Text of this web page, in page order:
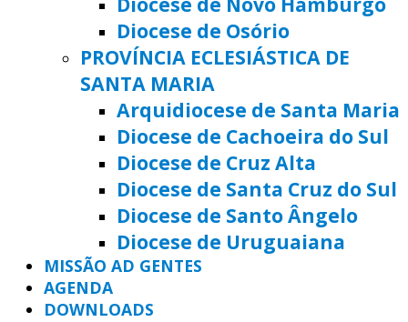
Diocese de Osório
PROVÍNCIA ECLESIÁSTICA DE
SANTA MARIA
Arquidiocese de Santa Maria
Diocese de Cachoeira do Sul
Diocese de Cruz Alta
Diocese de Santa Cruz do Sul
Diocese de Santo Ângelo
Diocese de Uruguaiana
MISSÃO AD GENTES
AGENDA
DOWNLOADS